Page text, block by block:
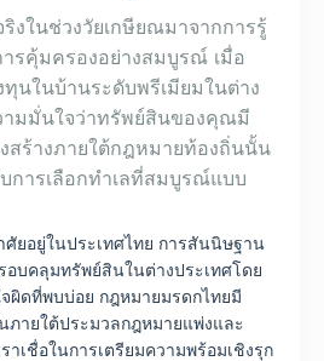
งในช่วงวัยเกษียณมาจากการรู้
รคุ้มครองอย่างสมบูรณ์ เมื่อ
นในบ้านระดับพรีเมียมในต่าง
ามมั่นใจว่าทรัพย์สินของคุณมี
สร้างภายใต้กฎหมายท้องถิ่นนั้น
ารเลือกทำเลที่สมบูรณ์แบบ
ยอยู่ในประเทศไทย การสันนิษฐาน
อบคลุมทรัพย์สินในต่างประเทศโดย
ผิดที่พบบ่อย กฎหมายมรดกไทยมี
ภายใต้ประมวลกฎหมายแพ่งและ
เชื่อในการเตรียมความพร้อมเชิงรุก